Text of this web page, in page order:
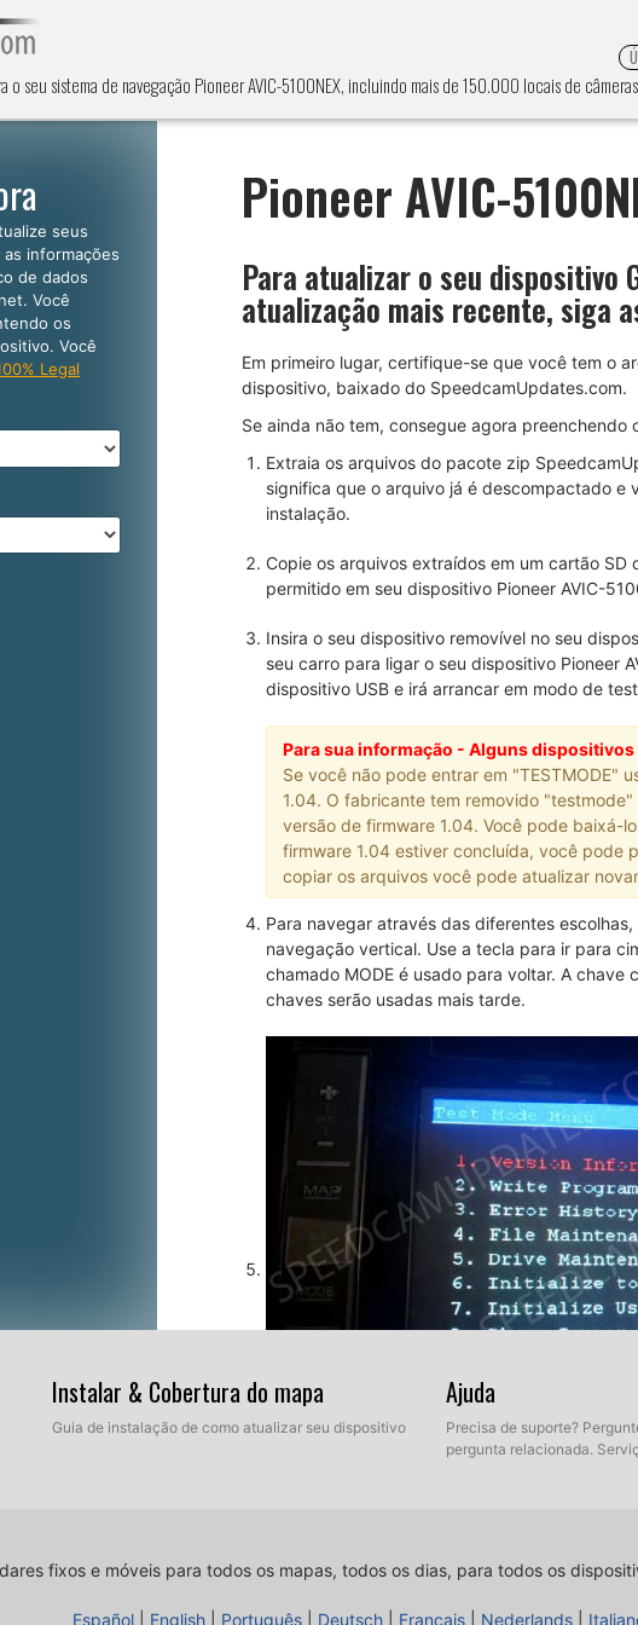
seu sistema de navegação Pioneer AVIC-5100NEX, incluindo mais de 150.000 locais de
seus
informações
de dados
Você
os
Você
Legal
Pioneer AVIC-
Para atualizar o seu dispositivo
atualização mais recente, siga
Em primeiro lugar, certifique-se que você tem o
dispositivo, baixado do SpeedcamUpdates.com.
Se ainda não tem, consegue agora
Extraia os arquivos do pacote zip
significa que o arquivo já é descompactado
instalação.
Copie os arquivos extraídos em um cartão
permitido em seu dispositivo Pioneer AVIC-
Insira o seu dispositivo removível no seu
seu carro para ligar o seu dispositivo Pioneer
dispositivo USB e irá arrancar em modo de
Para sua informação - Alguns
Se você não pode entrar em "TESTMODE"
1.04. O fabricante tem removido
versão de firmware 1.04. Você pode baixá-lo
firmware 1.04 estiver concluída, você pode
copiar os arquivos você pode atualizar
Para navegar através das diferentes
navegação vertical. Use a tecla para ir para
chamado MODE é usado para voltar. A chave
chaves serão usadas mais tarde.
11. Agora pressione o botão que nós
Instalar & Cobertura do mapa
Guia de instalação de como atualizar seu dispositivo
Ajuda
Precisa de suporte?
pergunta relacionada.
fixos e móveis para todos os mapas, todos os dias, para todos os
Español English Português Deutsch Français Nederlands